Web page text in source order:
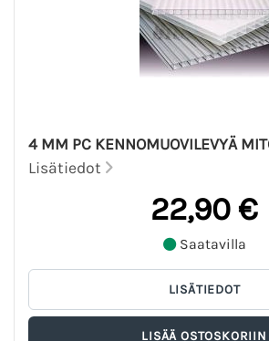
4 MM PC KENNOMUOVILEVYÄ
Lisätiedot
22,90 €
Saatavilla